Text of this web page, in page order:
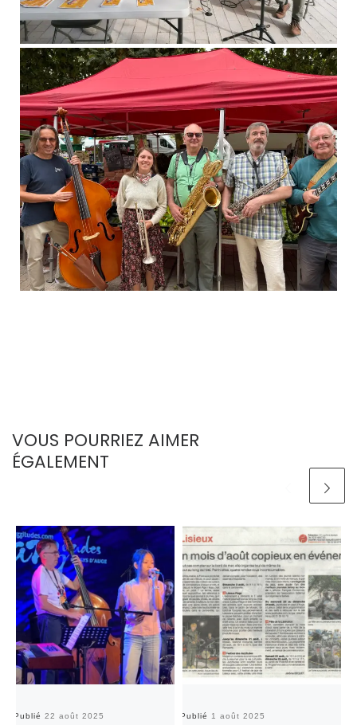
VOUS POURRIEZ AIMER
ÉGALEMENT
Publié 22 août 2025 Publié 1 août 2025